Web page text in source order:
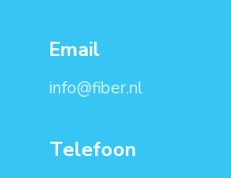
Email
info@fiber.nl
Telefoon